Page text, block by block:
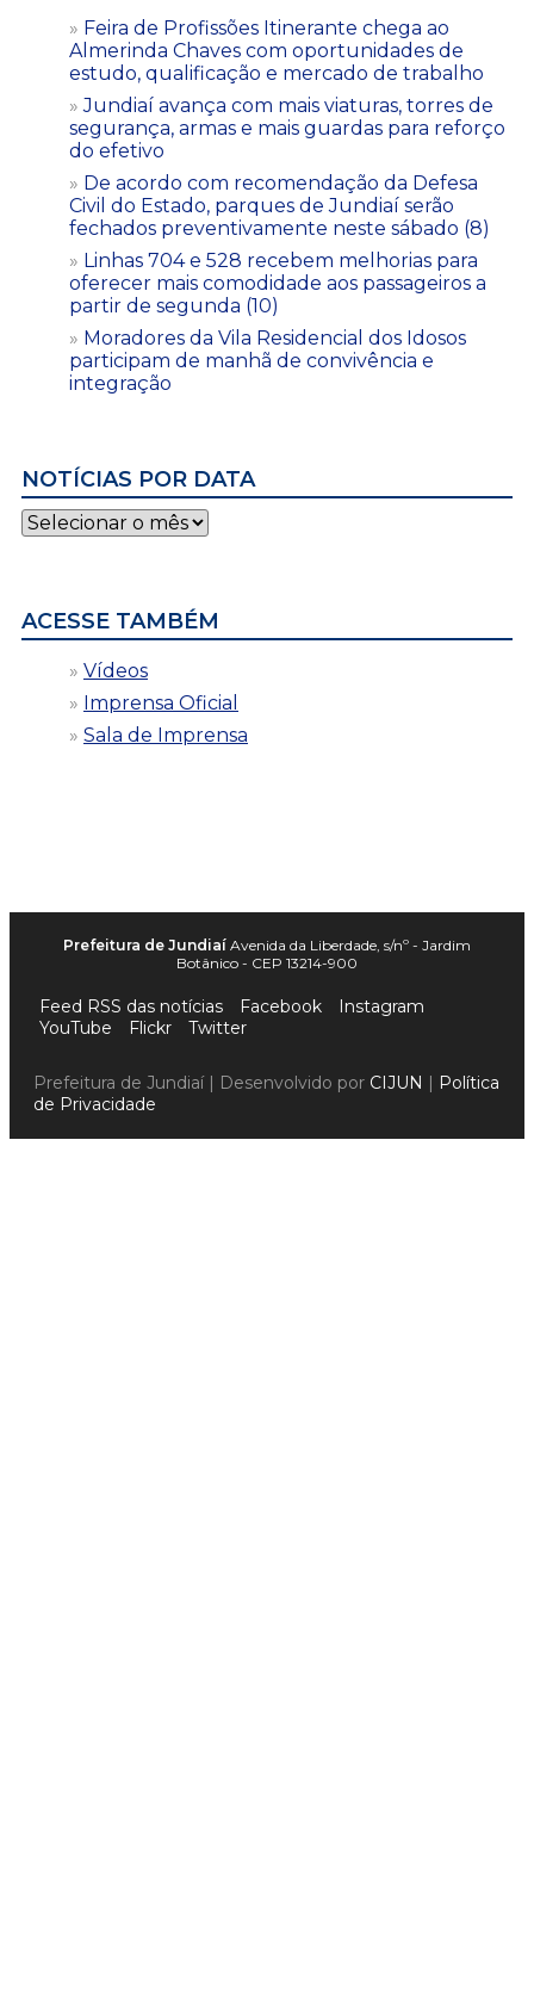
Feira de Profissões Itinerante chega ao
Almerinda Chaves com oportunidades de
estudo, qualificação e mercado de trabalho
Jundiaí avança com mais viaturas, torres de
segurança, armas e mais guardas para reforço
do efetivo
De acordo com recomendação da Defesa
Civil do Estado, parques de Jundiaí serão
fechados preventivamente neste sábado (8)
Linhas 704 e 528 recebem melhorias para
oferecer mais comodidade aos passageiros a
partir de segunda (10)
Moradores da Vila Residencial dos Idosos
participam de manhã de convivência e
integração
NOTÍCIAS POR DATA
Notícias
por
ACESSE TAMBÉM
Vídeos
Imprensa Oficial
Sala de Imprensa
Prefeitura de Jundiaí Avenida da Liberdade, s/nº - Jardim
Botânico - CEP 13214-900
Feed RSS das notícias Facebook
Instagram
YouTube
Flickr Twitter
Prefeitura de Jundiaí | Desenvolvido por CIJUN | Política
de Privacidade